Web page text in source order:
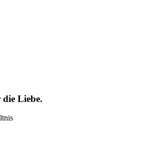
die Liebe.